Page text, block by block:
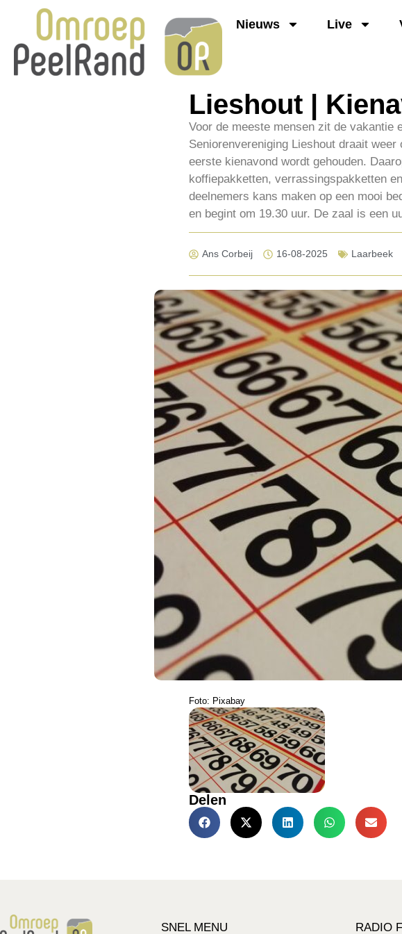
Nieuws Live
Lieshout |
Voor de meeste mensen zit de vakantie
Seniorenvereniging Lieshout draait
eerste kienavond wordt gehouden.
koffiepakketten, verrassingspakketten
deelnemers kans maken op een mooi
en begint om 19.30 uur. De zaal is een
Ans Corbeij 16-08-2025 Laarbeek
Foto: Pixabay
Delen
SNEL MENU RADIO